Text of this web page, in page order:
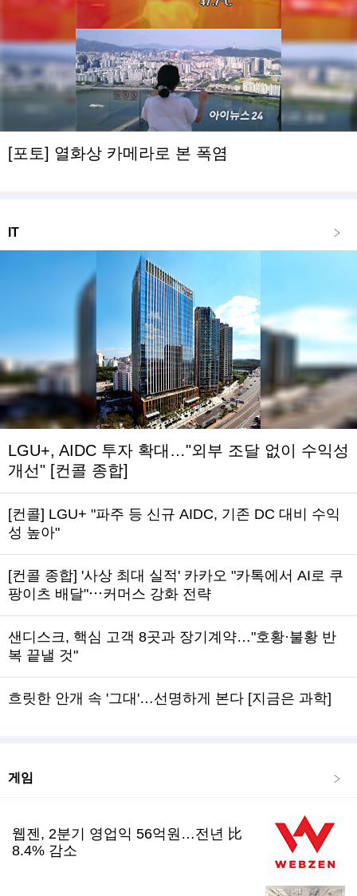
[포토] 열화상 카메라로 본 폭염
IT
LGU+, AIDC 투자 확대…"외부 조달 없이 수익성
개선" [컨콜 종합]
[컨콜] LGU+ "파주 등 신규 AIDC, 기존 DC 대비 수익
성 높아"
[컨콜 종합] '사상 최대 실적' 카카오 "카톡에서 AI로 쿠
팡이츠 배달"⋯커머스 강화 전략
샌디스크, 핵심 고객 8곳과 장기계약…"호황·불황 반
복 끝낼 것"
흐릿한 안개 속 '그대'…선명하게 본다 [지금은 과학]
게임
웹젠, 2분기 영업익 56억원…전년 比
8.4% 감소